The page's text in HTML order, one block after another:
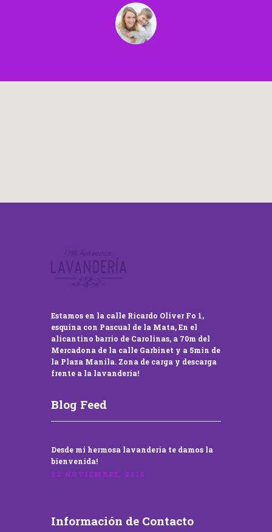
Estamos en la calle Ricardo Oliver Fo 1,
esquina con Pascual de la Mata, En el
alicantino barrio de Carolinas, a 70m del
Mercadona de la calle Garbinet y a 5min de
la Plaza Manila. Zona de carga y descarga
frente a la lavandería!
Blog Feed
Desde mi hermosa lavandería te damos la
bienvenida!
22 NOVIEMBRE, 2016
Información de Contacto